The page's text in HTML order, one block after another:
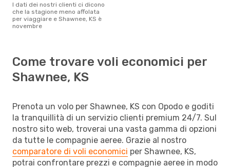
I dati dei nostri clienti ci dicono
che la stagione meno affolata
per viaggiare e Shawnee, KS è
novembre
Come trovare voli economici per
Shawnee, KS
Prenota un volo per Shawnee, KS con Opodo e goditi
la tranquillità di un servizio clienti premium 24/7. Sul
nostro sito web, troverai una vasta gamma di opzioni
da tutte le compagnie aeree. Grazie al nostro
comparatore di voli economici per Shawnee, KS,
potrai confrontare prezzi e compagnie aeree in modo